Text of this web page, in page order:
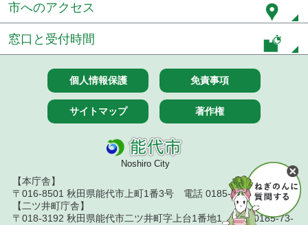
市へのアクセス
窓口と受付時間
個人情報保護 免責事項
サイトマップ 著作権
Noshiro City
【本庁舎】
〒016-8501 秋田県能代市上町1番3号 電話 0185-52-2111
【二ツ井町庁舎】
〒018-3192 秋田県能代市二ツ井町字上台1番地1 電話 0185-73-